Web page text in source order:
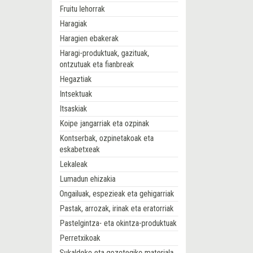
Fruitu lehorrak
Haragiak
Haragien ebakerak
Haragi-produktuak, gazituak,
ontzutuak eta fianbreak
Hegaztiak
Intsektuak
Itsaskiak
Koipe jangarriak eta ozpinak
Kontserbak, ozpinetakoak eta
eskabetxeak
Lekaleak
Lumadun ehizakia
Ongailuak, espezieak eta gehigarriak
Pastak, arrozak, irinak eta eratorriak
Pastelgintza- eta okintza-produktuak
Perretxikoak